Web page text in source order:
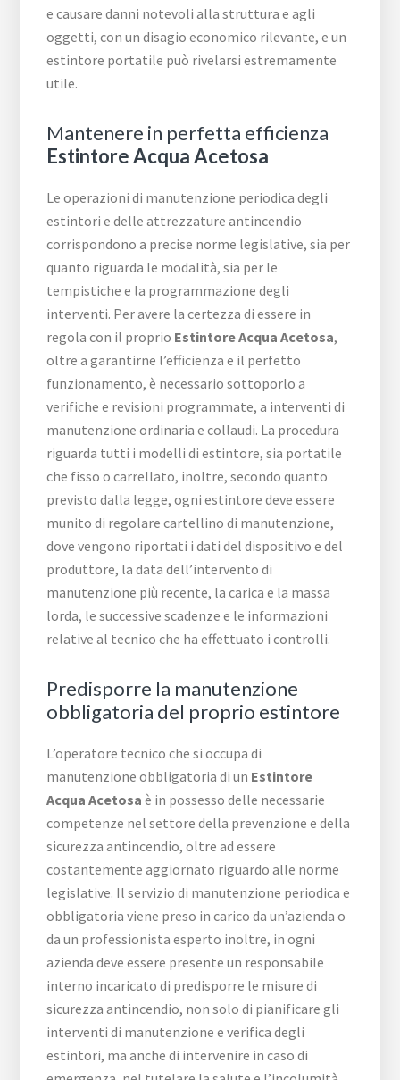
e causare danni notevoli alla struttura e agli
oggetti, con un disagio economico rilevante, e un
estintore portatile può rivelarsi estremamente
utile.
Mantenere in perfetta efficienza
Estintore Acqua Acetosa
Le operazioni di manutenzione periodica degli
estintori e delle attrezzature antincendio
corrispondono a precise norme legislative, sia per
quanto riguarda le modalità, sia per le
tempistiche e la programmazione degli
interventi. Per avere la certezza di essere in
regola con il proprio Estintore Acqua Acetosa,
oltre a garantirne l’efficienza e il perfetto
funzionamento, è necessario sottoporlo a
verifiche e revisioni programmate, a interventi di
manutenzione ordinaria e collaudi. La procedura
riguarda tutti i modelli di estintore, sia portatile
che fisso o carrellato, inoltre, secondo quanto
previsto dalla legge, ogni estintore deve essere
munito di regolare cartellino di manutenzione,
dove vengono riportati i dati del dispositivo e del
produttore, la data dell’intervento di
manutenzione più recente, la carica e la massa
lorda, le successive scadenze e le informazioni
relative al tecnico che ha effettuato i controlli.
Predisporre la manutenzione
obbligatoria del proprio estintore
L’operatore tecnico che si occupa di
manutenzione obbligatoria di un Estintore
Acqua Acetosa è in possesso delle necessarie
competenze nel settore della prevenzione e della
sicurezza antincendio, oltre ad essere
costantemente aggiornato riguardo alle norme
legislative. Il servizio di manutenzione periodica e
obbligatoria viene preso in carico da un’azienda o
da un professionista esperto inoltre, in ogni
azienda deve essere presente un responsabile
interno incaricato di predisporre le misure di
sicurezza antincendio, non solo di pianificare gli
interventi di manutenzione e verifica degli
estintori, ma anche di intervenire in caso di